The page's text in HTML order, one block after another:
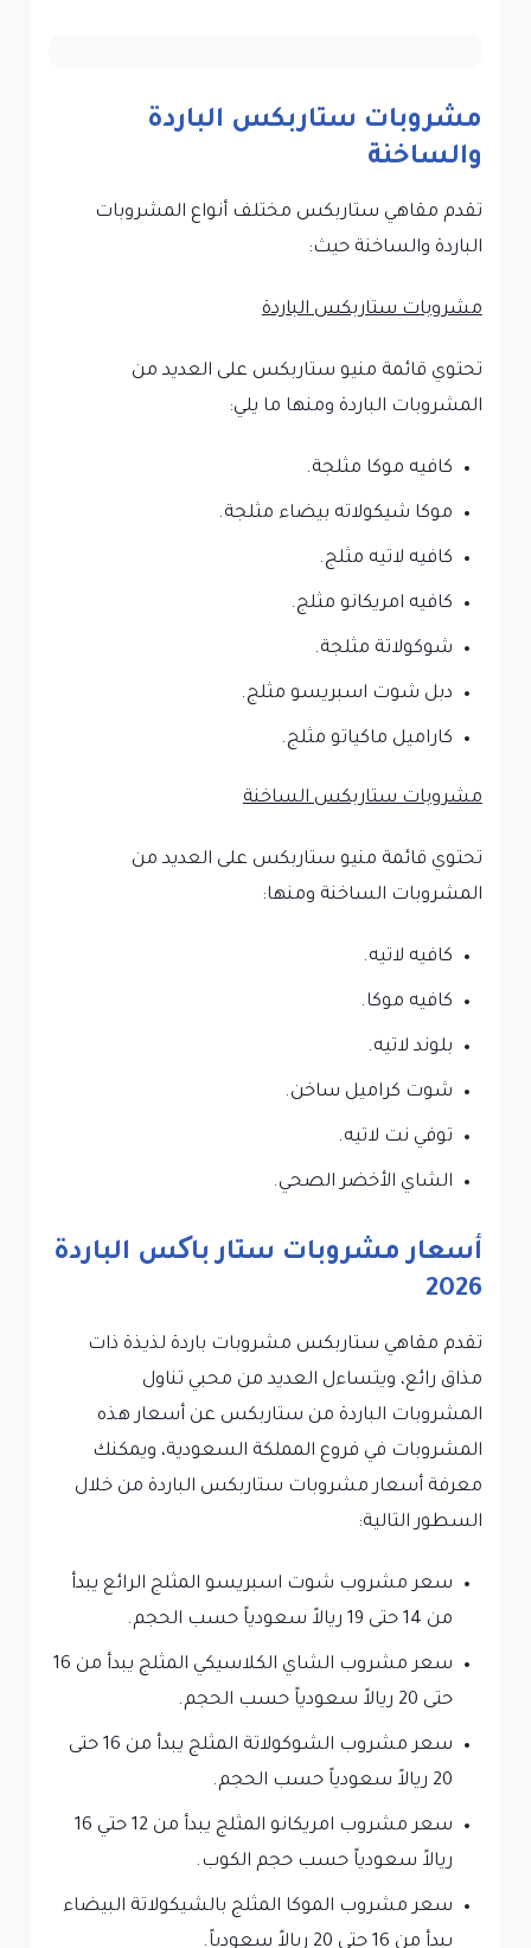
مشروبات ستاربكس الباردة
والساخنة
تقدم مقاهي ستاربكس مختلف أنواع المشروبات
الباردة والساخنة حيث:
مشروبات ستاربكس الباردة
تحتوي قائمة منيو ستاربكس على العديد من
المشروبات الباردة ومنها ما يلي:
كافيه موكا مثلجة.
‏موكا شيكولاته بيضاء مثلجة.
‏كافيه لاتيه مثلج.
‏كافيه امريكانو مثلج.
‏شوكولاتة مثلجة.
‏دبل شوت اسبريسو مثلج.
‏كاراميل ماكياتو مثلج.
مشروبات ستاربكس الساخنة
تحتوي قائمة منيو ستاربكس على العديد من
المشروبات الساخنة ومنها:
كافيه لاتيه.
كافيه موكا.
بلوند لاتيه.
شوت كراميل ساخن.
توفي نت لاتيه.
الشاي الأخضر الصحي.
أسعار مشروبات ستار باکس الباردة
2026
تقدم مقاهي ستاربكس مشروبات باردة لذيذة ذات
مذاق رائع، ويتساءل العديد من محبي تناول
المشروبات الباردة من ستاربكس عن أسعار هذه
المشروبات في فروع المملكة السعودية، ويمكنك
معرفة أسعار مشروبات ستاربكس الباردة من خلال
السطور التالية:
سعر مشروب شوت اسبريسو المثلج الرائع يبدأ
من 14 حتى 19 ريالاً سعودياً حسب الحجم.
سعر مشروب الشاي الكلاسيكي المثلج يبدأ من 16
حتى 20 ريالاً سعودياً حسب الحجم.
سعر مشروب الشوكولاتة المثلج يبدأ من 16 حتى
20 ريالاً سعودياً حسب الحجم.
سعر مشروب امريكانو المثلج يبدأ من 12 حتي 16
ريالاً سعودياً حسب حجم الكوب.
سعر مشروب الموكا المثلج بالشيكولاتة البيضاء
يبدأ من 16 حتى 20 ريالاً سعودياً.